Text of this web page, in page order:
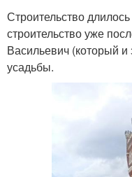
Строительство
строительство уже
Васильевич (который и
усадьбы.